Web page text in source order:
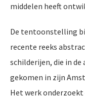
middelen heeft
De tentoonstelling
recente reeks
schilderijen, die in
gekomen in zijn
Het werk onderzoekt